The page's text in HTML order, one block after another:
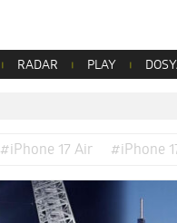
RADAR PLAY
#iPhone 17 Air #iPhone